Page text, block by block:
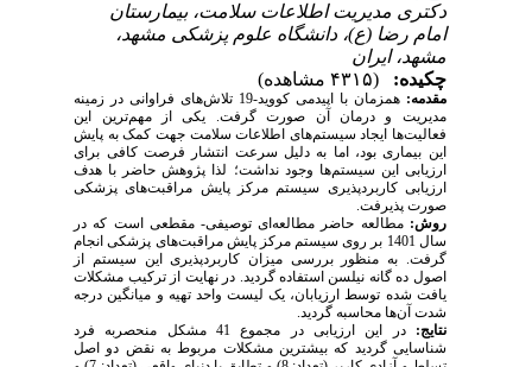
دکتری مدیریت اطلاعات سلامت، بیمارستان
امام رضا (ع)، دانشگاه علوم پزشکی مشهد،
مشهد، ایران
چکیده:
مقدمه:
همزمان با اپیدمی کووید-19 تلاش‌های فراوانی در زمینه
مدیریت و درمان آن صورت گرفت. یکی از مهم‌ترین این
فعالیت‌ها ایجاد سیستم‌های اطلاعات سلامت جهت کمک به پایش
این بیماری بود، اما به دلیل سرعت انتشار فرصت کافی برای
ارزیابی این سیستم‌ها وجود نداشت؛ لذا پژوهش حاضر با هدف
ارزیابی کاربردپذیری سیستم مرکز پایش مراقبت‌های پزشکی
صورت پذیرفت.
روش: مطالعه حاضر مطالعه‌ای توصیفی- مقطعی است که در
سال 1401 بر روی سیستم مرکز پایش مراقبت‌های پزشکی انجام
گرفت. به منظور بررسی میزان کاربردپذیری این سیستم از
اصول ده گانه نیلسن استفاده گردید. در نهایت از ترکیب مشکلات
یافت شده توسط ارزیابان، یک لیست واحد تهیه و میانگین درجه
شدت آن‌ها محاسبه گردید.
نتایج:
در این ارزیابی در مجموع 41 مشکل منحصربه فرد
شناسایی گردید که بیشترین مشکلات مربوط به نقض دو اصل